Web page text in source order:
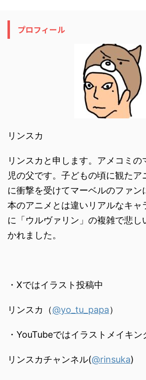
プロフィール
リンスカ
リンスカと申します。アメコミの
児の父です。子どもの頃に観たア
に衝撃を受けてマーベルのファン
本のアニメとは違いリアルなキャ
に「ウルヴァリン」の複雑で悲し
かれました。
・Xではイラスト投稿中
リンスカ（@yo_tu_papa）
・YouTubeではイラストメイキン
リンスカチャンネル(@rinsuka)